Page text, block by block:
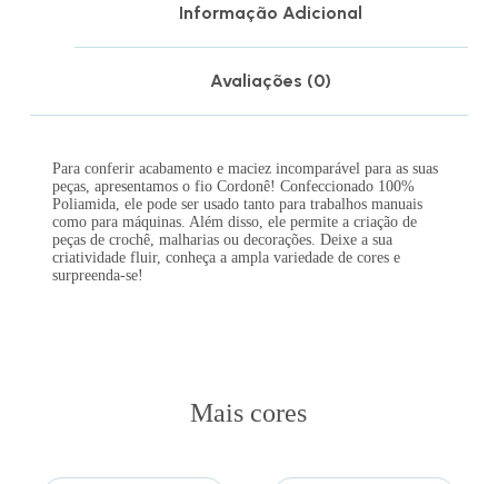
Informação Adicional
Avaliações (0)
Para conferir acabamento e maciez incomparável para as suas
peças, apresentamos o fio Cordonê! Confeccionado 100%
Poliamida, ele pode ser usado tanto para trabalhos manuais
como para máquinas. Além disso, ele permite a criação de
peças de crochê, malharias ou decorações. Deixe a sua
criatividade fluir, conheça a ampla variedade de cores e
surpreenda-se!
Mais cores